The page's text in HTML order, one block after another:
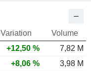
Variation
Volume
+12,50 %
7,82 M
+8,06 %
3,98 M